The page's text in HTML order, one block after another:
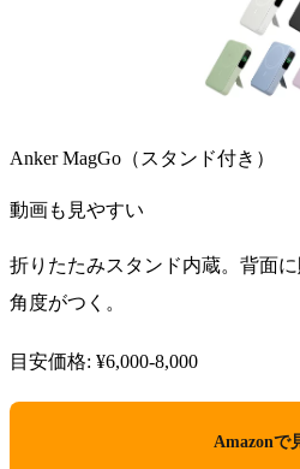
Anker MagGo（スタンド付き）
動画も見やすい
折りたたみスタンド内蔵。背面
角度がつく。
目安価格: ¥6,000-8,000
Amazonで